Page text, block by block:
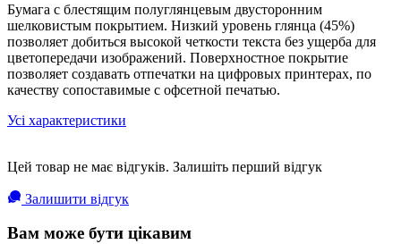
Бумага с блестящим полуглянцевым двусторонним
шелковистым покрытием. Низкий уровень глянца (45%)
позволяет добиться высокой четкости текста без ущерба для
цветопередачи изображений. Поверхностное покрытие
позволяет создавать отпечатки на цифровых принтерах, по
качеству сопоставимые с офсетной печатью.
Усі характеристики
Цей товар не має відгуків. Залишіть перший відгук
Залишити відгук
Вам може бути цікавим